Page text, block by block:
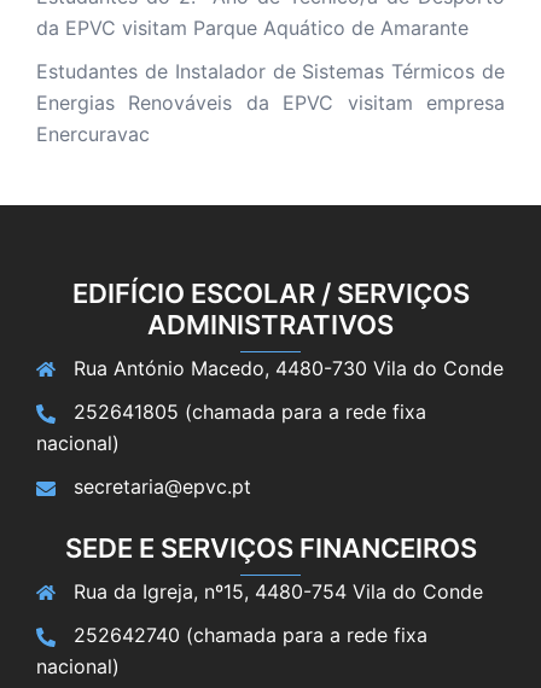
da EPVC visitam Parque Aquático de Amarante
Estudantes de Instalador de Sistemas Térmicos de
Energias Renováveis da EPVC visitam empresa
Enercuravac
EDIFÍCIO ESCOLAR / SERVIÇOS
ADMINISTRATIVOS
Rua António Macedo, 4480-730 Vila do Conde
252641805 (chamada para a rede fixa
nacional)
secretaria@epvc.pt
SEDE E SERVIÇOS FINANCEIROS
Rua da Igreja, nº15, 4480-754 Vila do Conde
252642740 (chamada para a rede fixa
nacional)